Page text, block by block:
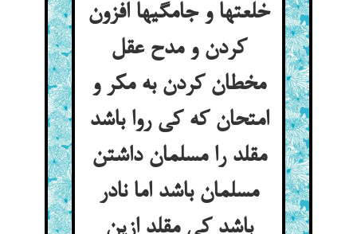
خلعتها و جامگیها افزون
کردن و مدح عقل
مخطان کردن به مکر و
امتحان که کی روا باشد
مقلد را مسلمان داشتن
مسلمان باشد اما نادر
باشد کی مقلد ازین